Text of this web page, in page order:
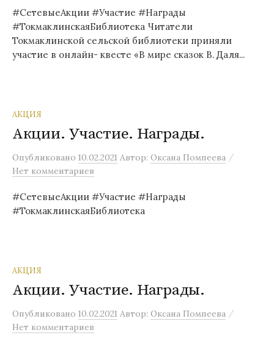
#СетевыеАкции #Участие #Награды
#ТокмаклинскаяБиблиотека Читатели
Токмаклинской сельской библиотеки приняли
участие в онлайн- квесте «В мире сказок В. Даля...
АКЦИЯ
Акции. Участие. Награды.
Опубликовано 10.02.2021 Автор: Оксана Помпеева /
Нет комментариев
#СетевыеАкции #Участие #Награды
#ТокмаклинскаяБиблиотека
АКЦИЯ
Акции. Участие. Награды.
Опубликовано 10.02.2021 Автор: Оксана Помпеева /
Нет комментариев